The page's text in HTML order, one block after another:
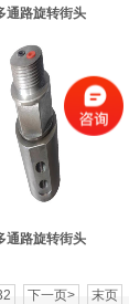
通路旋转街头
通路旋转街头
下一页> 末页